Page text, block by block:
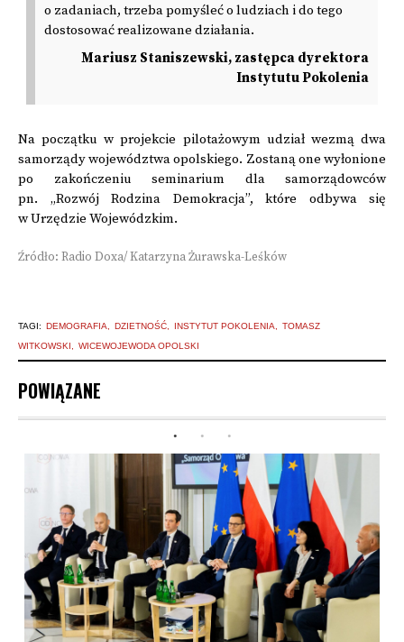
o zadaniach, trzeba pomyśleć o ludziach i do tego
dostosować realizowane działania.
Mariusz Staniszewski, zastępca dyrektora
Instytutu Pokolenia
Na początku w projekcie pilotażowym udział wezmą dwa
samorządy województwa opolskiego. Zostaną one wyłonione
po zakończeniu seminarium dla samorządowców
pn. „Rozwój Rodzina Demokracja”, które odbywa się
w Urzędzie Wojewódzkim.
Źródło: Radio Doxa/ Katarzyna Żurawska-Leśków
TAGI: DEMOGRAFIA DZIETNOŚĆ INSTYTUT POKOLENIA
TOMASZ
WITKOWSKI
WICEWOJEWODA OPOLSKI
POWIĄZANE